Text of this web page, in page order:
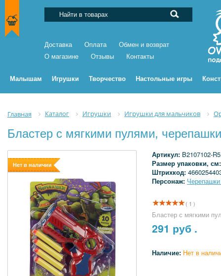
Доставка Оплата
Обмен и возврат
О магазине
Отзывы Контакты
Малышам Игрушки Творчество Настольные игры
Главная Каталог Игрушки Игрушки для мальчиков
Бластер с мягкими пулями,
Нет в наличии
Артикул: B2107102-R5
Размер упаковки,
Штрихкод:
Персонаж:
( 1 )
Бластер с мягкими
291 руб .
Наличие: Нет в